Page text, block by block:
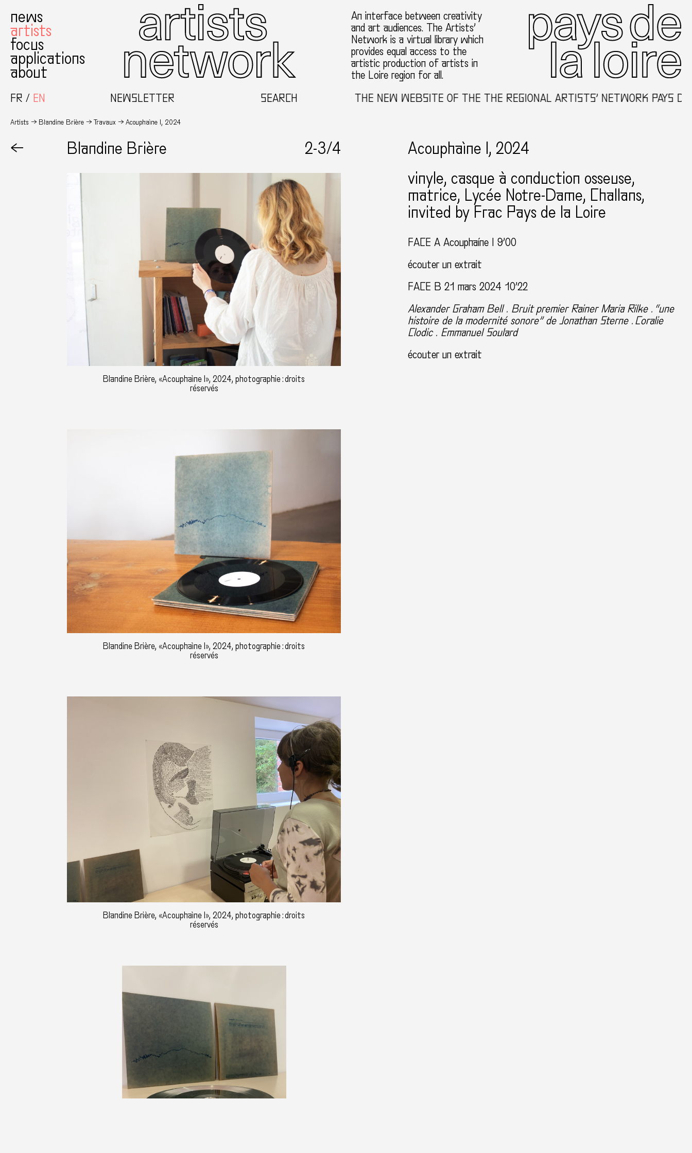
news
artists
focus
applications
about
An interface between creativity
and art audiences. The Artists’
Network is a virtual library which
provides equal access to the
artistic production of artists in
the Loire region for all.
FR
EN NEWSLETTER SEARCH
WELCOME TO THE NEW WEBSITE OF THE THE REGIONAL ARTISTS’ NETWORK PAYS DE
Artists Blandine Brière Travaux Acouphaìne I, 2024
← Blandine Brière 2-3/4
Blandine Brière, «Acouphaìne I», 2024, photographie : droits
réservés
Blandine Brière, «Acouphaìne I», 2024, photographie : droits
réservés
Blandine Brière, «Acouphaìne I», 2024, photographie : droits
réservés
Acouphaìne I, 2024
vinyle, casque à conduction osseuse,
matrice Lycée Notre-Dame Challans
invited by Frac Pays de la Loire
FACE A Acouphaíne I 9’00
écouter un extrait
FACE B 21 mars 2024 10’22
Alexander Graham Bell . Bruit premier Rainer Maria Rilke . “une
histoire de la modernité sonore” de Jonathan Sterne . Coralie
Clodic . Emmanuel Soulard
écouter un extrait